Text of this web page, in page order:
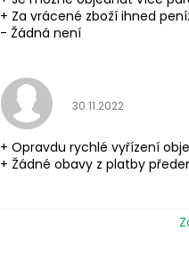
+ Za vrácené zboží ihned
- Žádná není
Hodnocení
30.11.2022
+ Opravdu rychlé vyřízení
+ Žádné obavy z platby